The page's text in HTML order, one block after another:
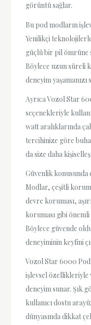
görüntü sağlar.
Bu pod modların
Yenilikçi
güçlü bir pil ömrüne
Böylece uzun süreli
deneyim yaşamanızı
Ayrıca Vozol Star
seçenekleriyle
watt aralıklarında
tercihinize göre
da size daha
Güvenlik
Modlar, çeşitli
devre koruması,
koruması gibi
Böylece güvende
deneyiminin keyfini
Vozol Star 6000
işlevsel
deneyim sunar. Şık
kullanıcı dostu
dünyasında dikkat